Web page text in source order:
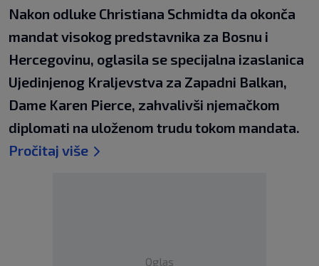
Nakon odluke Christiana Schmidta da okonča
mandat visokog predstavnika za Bosnu i
Hercegovinu, oglasila se specijalna izaslanica
Ujedinjenog Kraljevstva za Zapadni Balkan,
Dame Karen Pierce, zahvalivši njemačkom
diplomati na uloženom trudu tokom mandata.
Pročitaj više
Oglas